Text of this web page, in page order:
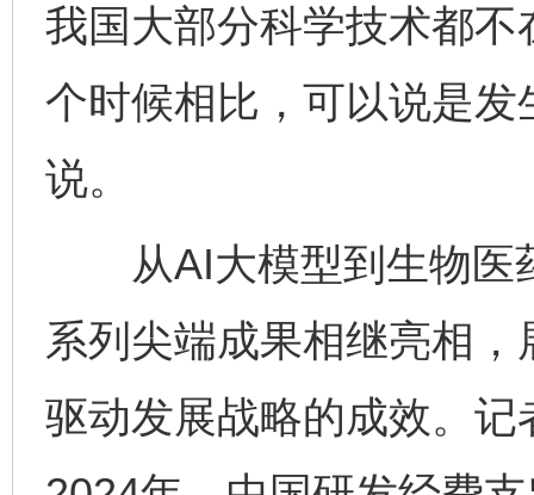
我国大部分科学技术都不
个时候相比，可以说是发
说。
从AI大模型到生物医
系列尖端成果相继亮相
驱动发展战略的成效。